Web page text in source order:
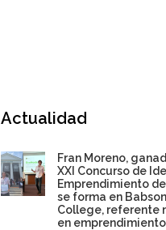
Actualidad
Fran Moreno,
XXI Concurso de
Emprendimiento
se forma en Babson
College, referente
en emprendimiento